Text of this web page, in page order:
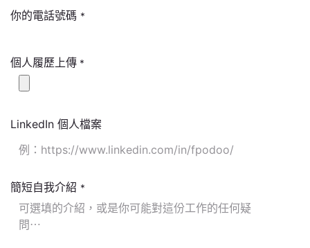
你的電話號碼 *
個人履歷上傳 *
LinkedIn 個人檔案
簡短自我介紹 *